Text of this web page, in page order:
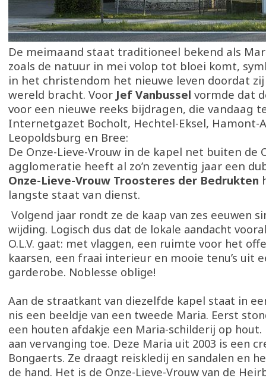
De meimaand staat traditioneel bekend als
zoals de natuur in mei volop tot bloei komt,
in het christendom het nieuwe leven doordat zij
wereld bracht. Voor Jef Vanbussel vormde dat
voor een nieuwe reeks bijdragen, die vandaag
Internetgazet Bocholt, Hechtel-Eksel, Hamont-
Leopoldsburg en Bree:
De Onze-Lieve-Vrouw in de kapel net buiten de
agglomeratie heeft al zo’n zeventig jaar een
Onze-Lieve-Vrouw Troosteres der Bedrukten
langste staat van dienst.
Volgend jaar rondt ze de kaap van zes eeuwen
wijding. Logisch dus dat de lokale aandacht
O.L.V. gaat: met vlaggen, een ruimte voor het
kaarsen, een fraai interieur en mooie tenu’s uit
garderobe. Noblesse oblige!
Aan de straatkant van diezelfde kapel staat in
nis een beeldje van een tweede Maria. Eerst
een houten afdakje een Maria-schilderij op hout.
aan vervanging toe. Deze Maria uit 2003 is een
Bongaerts. Ze draagt reiskledij en sandalen en
de hand. Het is de Onze-Lieve-Vrouw van de